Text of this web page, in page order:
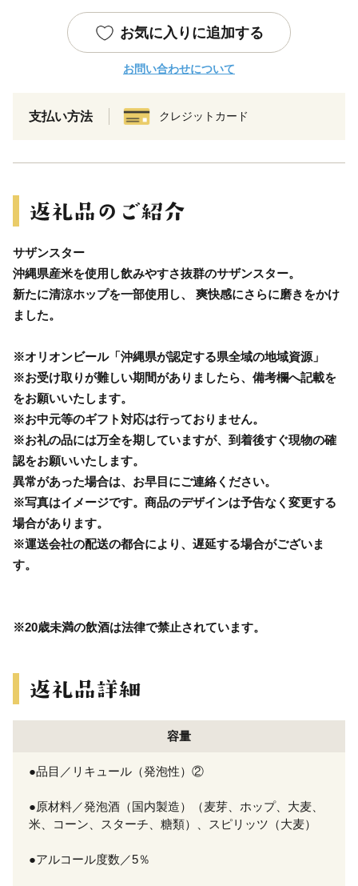
お気に入りに追加する
お問い合わせについて
支払い方法 クレジットカード
サザンスター
沖縄県産米を使用し飲みやすさ抜群のサザンスター。
新たに清涼ホップを一部使用し、 爽快感にさらに磨きをかけ
ました。
※オリオンビール「沖縄県が認定する県全域の地域資源」
※お受け取りが難しい期間がありましたら、備考欄へ記載を
をお願いいたします。
※お中元等のギフト対応は行っておりません。
※お礼の品には万全を期していますが、到着後すぐ現物の確
認をお願いいたします。
異常があった場合は、お早目にご連絡ください。
※写真はイメージです。商品のデザインは予告なく変更する
場合があります。
※運送会社の配送の都合により、遅延する場合がございま
す。
※20歳未満の飲酒は法律で禁止されています。
容量
●品目／リキュール（発泡性）②
●原材料／発泡酒（国内製造）（麦芽、ホップ、大麦、
米、コーン、スターチ、糖類）、スピリッツ（大麦）
●アルコール度数／5％